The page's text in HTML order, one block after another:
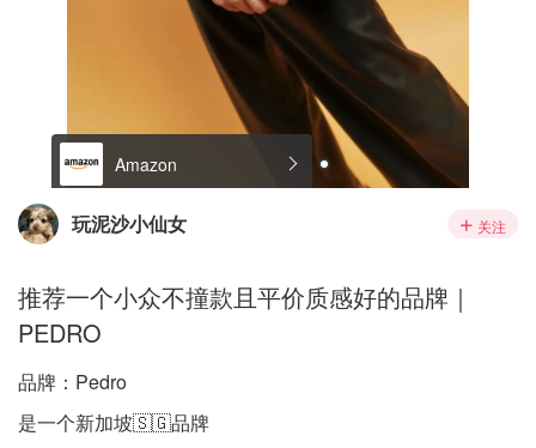
玩泥沙小仙女 关注
推荐一个小众不撞款且平价质感好的品牌｜
PEDRO
品牌：Pedro
是一个新加坡🇸🇬品牌